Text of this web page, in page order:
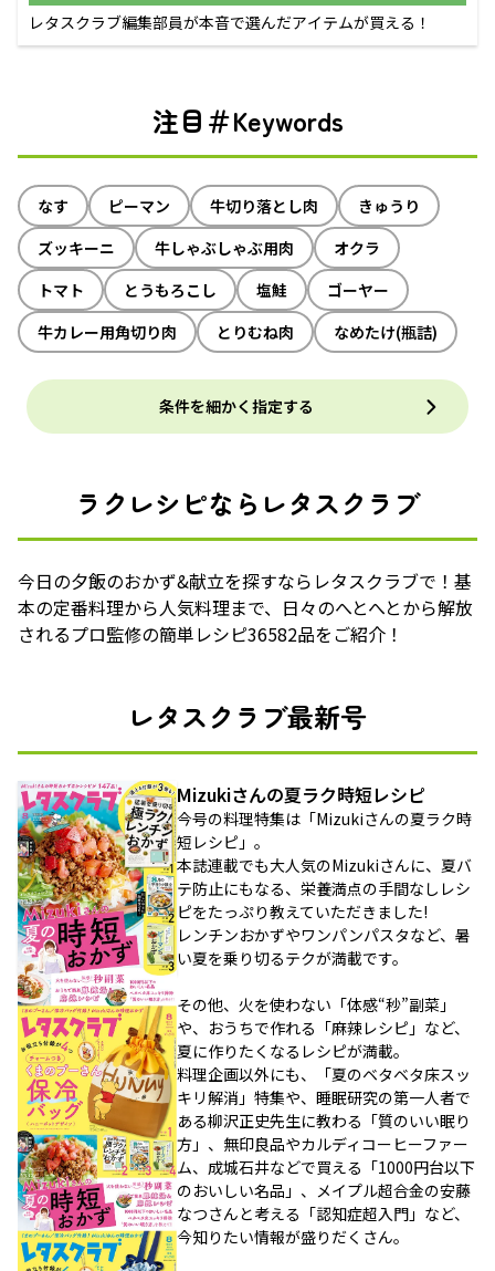
レタスクラブ編集部員が本音で選んだアイテムが買える！
注目＃Keywords
なす ピーマン 牛切り落とし肉
きゅうり
ズッキーニ
牛しゃぶしゃぶ用肉
オクラ
トマト
とうもろこし 塩鮭
ゴーヤー
牛カレー用角切り肉
とりむね肉 なめたけ(瓶詰)
条件を細かく指定する
ラクレシピならレタスクラブ
今日の夕飯のおかず&献立を探すならレタスクラブで！基
本の定番料理から人気料理まで、日々のへとへとから解放
されるプロ監修の簡単レシピ36582品をご紹介！
レタスクラブ最新号
Mizukiさんの夏ラク時短レシピ
今号の料理特集は「Mizukiさんの夏ラク時
短レシピ」。
本誌連載でも大人気のMizukiさんに、夏バ
テ防止にもなる、栄養満点の手間なしレシ
ピをたっぷり教えていただきました!
レンチンおかずやワンパンパスタなど、暑
い夏を乗り切るテクが満載です。
その他、火を使わない「体感“秒”副菜」
や、おうちで作れる「麻辣レシピ」など、
夏に作りたくなるレシピが満載。
料理企画以外にも、「夏のベタベタ床スッ
キリ解消」特集や、睡眠研究の第一人者で
ある柳沢正史先生に教わる「質のいい眠り
方」、無印良品やカルディコーヒーファー
ム、成城石井などで買える「1000円台以下
のおいしい名品」、メイプル超合金の安藤
なつさんと考える「認知症超入門」など、
今知りたい情報が盛りだくさん。